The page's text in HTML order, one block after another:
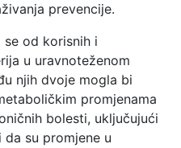
prevencije.
od korisnih i
u uravnoteženom
njih dvoje mogla bi
promjenama
bolesti, uključujući
su promjene u